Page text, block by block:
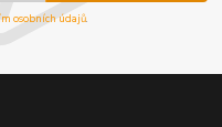
osobních údajů.